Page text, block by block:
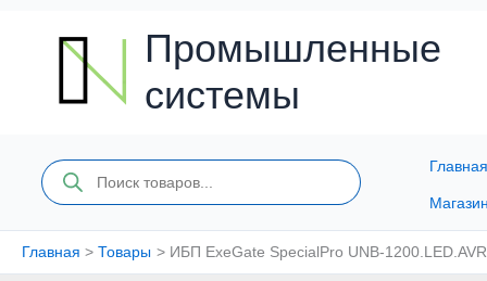
содержимому
Промышленные
системы
Поиск
товаров
Главная
Главная Товары ИБП ExeGate SpecialPro UNB-